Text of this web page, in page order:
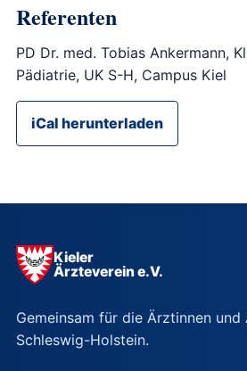
Referenten
PD Dr. med. Tobias Ankermann,
Pädiatrie, UK S-H, Campus Kiel
iCal herunterladen
Kieler
Ärzteverein e.V.
Gemeinsam für die Ärztinnen
Schleswig-Holstein.